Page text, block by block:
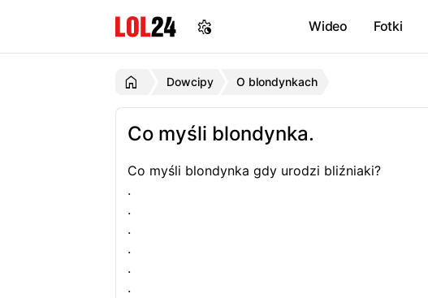
Wideo Fotki
Dowcipy O blondynkach
Co myśli blondynka.
Co myśli blondynka gdy urodzi bliźniaki?
.
.
.
.
.
.